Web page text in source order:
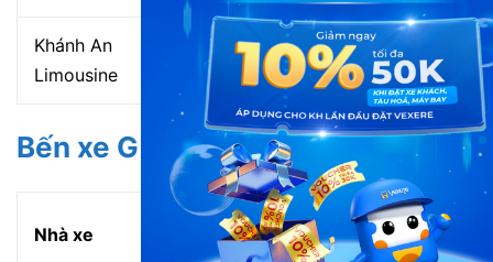
Khánh An
Limousine
Limousine 9 chỗ –
155.000 VNĐ
4.4/5
Bến xe Giáp Bát đi Sài Gòn
Nhà xe
Giá vé từ BX Giáp Bát
đi Sài Gòn
Đánh
giá